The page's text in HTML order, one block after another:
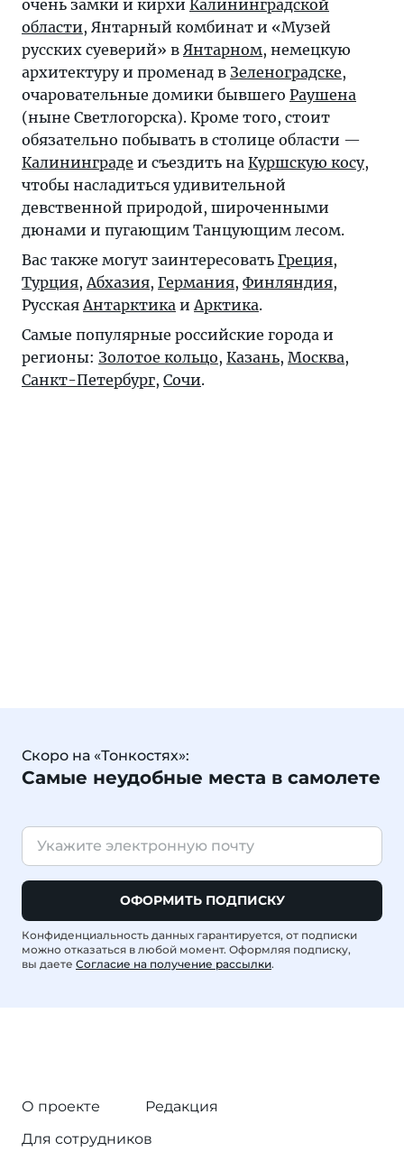
очень замки и кирхи Калининградской
области, Янтарный комбинат и «Музей
русских суеверий» в Янтарном, немецкую
архитектуру и променад в Зеленоградске,
очаровательные домики бывшего Раушена
(ныне Светлогорска). Кроме того, стоит
обязательно побывать в столице области —
Калининграде и съездить на Куршскую косу,
чтобы насладиться удивительной
девственной природой, широченными
дюнами и пугающим Танцующим лесом.
Вас также могут заинтересовать Греция,
Турция, Абхазия, Германия, Финляндия,
Русская Антарктика и Арктика.
Самые популярные российские города и
регионы: Золотое кольцо, Казань, Москва,
Санкт-Петербург, Сочи.
Скоро на «Тонкостях»:
Самые неудобные места в самолете
ОФОРМИТЬ ПОДПИСКУ
Конфиденциальность данных гарантируется, от подписки
можно отказаться в любой момент. Оформляя подписку,
вы даете Согласие на получение рассылки.
О проекте
Редакция
Для сотрудников